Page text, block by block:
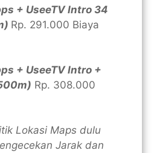
+ UseeTV Intro 34
Rp. 291.000 Biaya
+ UseeTV Intro +
Rp. 308.000
Lokasi Maps dulu
Jarak dan